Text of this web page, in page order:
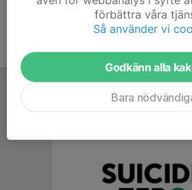
förbättra våra
Så använder vi
Godkänn alla
Bara